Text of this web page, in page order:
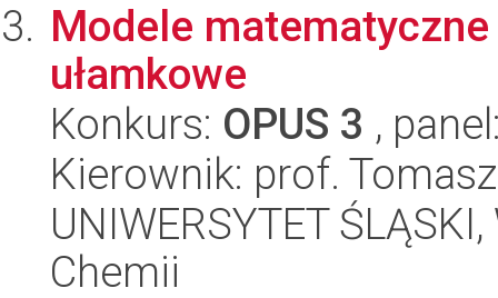
Modele
ułamkowe
Konkurs: OPUS 3 ,
Kierownik: prof. Tomasz
UNIWERSYTET
Chemii